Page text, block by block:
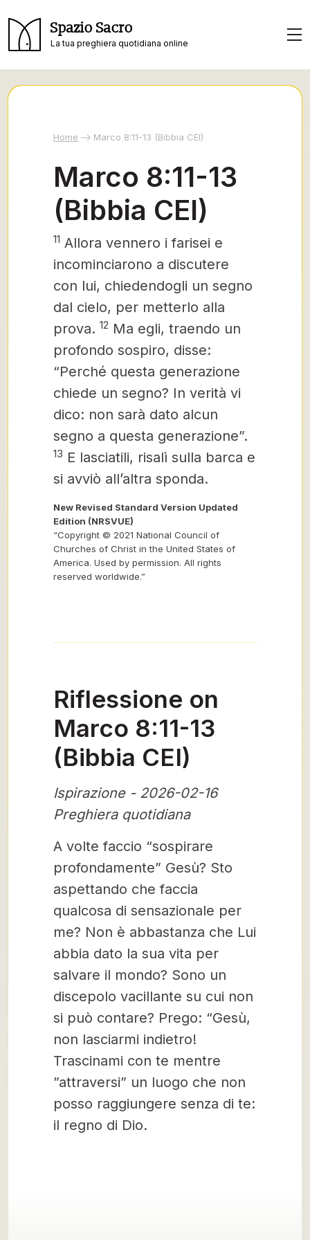
Spazio Sacro
La tua preghiera quotidiana online
Home Marco 8:11-13 (Bibbia CEI)
Marco 8:11-13
(Bibbia CEI)
11 Allora vennero i farisei e
incominciarono a discutere
con lui, chiedendogli un segno
dal cielo, per metterlo alla
prova. 12 Ma egli, traendo un
profondo sospiro, disse:
“Perché questa generazione
chiede un segno? In verità vi
dico: non sarà dato alcun
segno a questa generazione”.
13 E lasciatili, risalì sulla barca e
si avviò all’altra sponda.
New Revised Standard Version Updated
Edition (NRSVUE)
“Copyright © 2021 National Council of
Churches of Christ in the United States of
America. Used by permission. All rights
reserved worldwide.”
Riflessione on
Marco 8:11-13
(Bibbia CEI)
Ispirazione - 2026-02-16
Preghiera quotidiana
A volte faccio “sospirare
profondamente” Gesù? Sto
aspettando che faccia
qualcosa di sensazionale per
me? Non è abbastanza che Lui
abbia dato la sua vita per
salvare il mondo? Sono un
discepolo vacillante su cui non
si può contare? Prego: “Gesù,
non lasciarmi indietro!
Trascinami con te mentre
”attraversi” un luogo che non
posso raggiungere senza di te:
il regno di Dio.